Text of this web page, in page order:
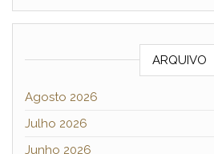
ARQUIVO
Agosto 2026
Julho 2026
Junho 2026